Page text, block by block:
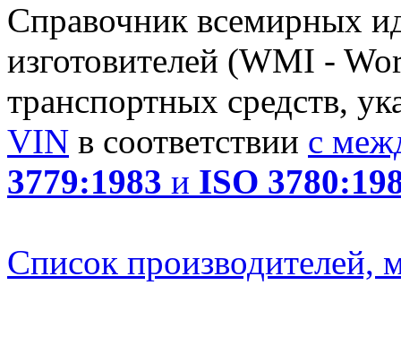
Справочник всемирных
изготовителей (WMI -
транспортных средств,
VIN в соответствии с
3779:1983 и ISO
Список производителей,